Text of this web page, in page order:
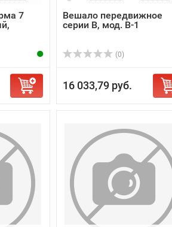
7
Вешало передвижное
серии В, мод. В-1
(0)
16 033,79 руб.